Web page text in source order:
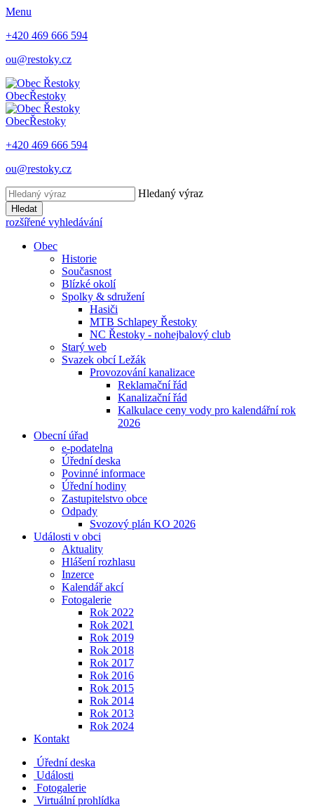
Menu
+420 469 666 594
ou@restoky.cz
ObecŘestoky
ObecŘestoky
+420 469 666 594
ou@restoky.cz
Hledaný výraz
Hledat
rozšířené vyhledávání
Obec
Historie
Současnost
Blízké okolí
Spolky & sdružení
Hasiči
MTB Schlapey Řestoky
NC Řestoky - nohejbalový club
Starý web
Svazek obcí Ležák
Provozování kanalizace
Reklamační řád
Kanalizační řád
Kalkulace ceny vody pro kalendářní rok
2026
Obecní úřad
e-podatelna
Úřední deska
Povinné informace
Úřední hodiny
Zastupitelstvo obce
Odpady
Svozový plán KO 2026
Události v obci
Aktuality
Hlášení rozhlasu
Inzerce
Kalendář akcí
Fotogalerie
Rok 2022
Rok 2021
Rok 2019
Rok 2018
Rok 2017
Rok 2016
Rok 2015
Rok 2014
Rok 2013
Rok 2024
Kontakt
Úřední deska
Události
Fotogalerie
Virtuální prohlídka